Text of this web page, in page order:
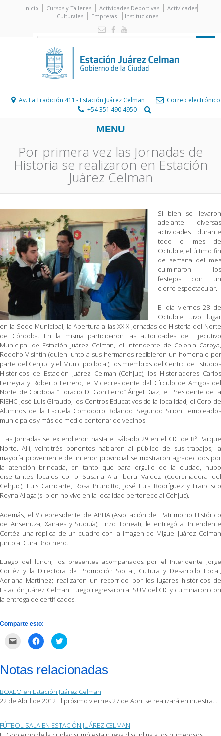
Inicio Cursos y Talleres Actividades Deportivas
Actividades
Culturales
Empresas Instituciones
Av. La Tradición 411 - Estación Juárez Celman
Correo electrónico
+54 351 490 4950
MENU
Por primera vez las Jornadas de
Historia se realizaron en Estación
Juárez Celman
Si bien se llevaron
adelante diversas
actividades durante
todo el mes de
Octubre, el último fin
de semana del mes
culminaron los
festejos con un
cierre espectacular.
El día viernes 28 de
Octubre tuvo lugar
en la Sede Municipal, la Apertura a las XXIX Jornadas de Historia del Norte
de Córdoba. En la misma participaron las autoridades del Ejecutivo
Municipal de Estación Juárez Celman, el Intendente de Colonia Caroya,
Rodolfo Visintín (quien junto a sus hermanos recibieron un homenaje por
parte del Cehjuc y el Municipio local), los miembros del Centro de Estudios
Históricos de Estación Juárez Celman (Cehjuc), los Historiadores Carlos
Ferreyra y Roberto Ferrero, el Vicepresidente del Círculo de Amigos del
Norte de Córdoba “Horacio D. Gonifierro” Ángel Díaz, el Presidente de la
RIEHC José Luis Giraudo, los Centros Educativos de la localidad, el Coro de
Alumnos de la Escuela Comodoro Rolando Segundo Silioni, empleados
municipales y más de medio centenar de vecinos.
Las Jornadas se extendieron hasta el sábado 29 en el CIC de Bº Parque
Norte. Allí, veintitrés ponentes hablaron al público de sus trabajos; la
mayoría proveniente del interior provincial se mostraron agradecidos por
la atención brindada, en tanto que para orgullo de la ciudad, hubo
disertantes locales como Susana Aramburu Valdez (Coordinadora del
Cehjuc), Luis Carricarte, Rosa Prunotto, José Luis Rodríguez y Francisco
Reyna Aliaga (si bien no vive en la localidad pertenece al Cehjuc).
Además, el Vicepresidente de APHA (Asociación del Patrimonio Histórico
de Ansenuza, Xanaes y Suquía), Enzo Toneati, le entregó al Intendente
Cortéz una réplica de un cuadro con la imagen de Miguel Juárez Celman
junto al Cura Brochero.
Luego del lunch, los presentes acompañados por el Intendente Jorge
Cortéz y la Directora de Promoción Social, Cultura y Desarrollo Local,
Adriana Martínez; realizaron un recorrido por los lugares históricos de
Estación Juárez Celman. Luego regresaron al SUM del CIC y culminaron con
la entrega de certificados.
Comparte esto:
correo
electrónico
amigo
(Se
abre
ventana
nueva)
Haz
clic
Facebook
(Se
una
ventana
nueva)
Haz
clic
en
Twitter
(Se
una
ventana
nueva)
Notas relacionadas
BOXEO en Estación Juárez Celman
22 de Abril de 2012 El próximo viernes 27 de Abril se realizará en nuestra…
FÚTBOL SALA EN ESTACIÓN JUÁREZ CELMAN